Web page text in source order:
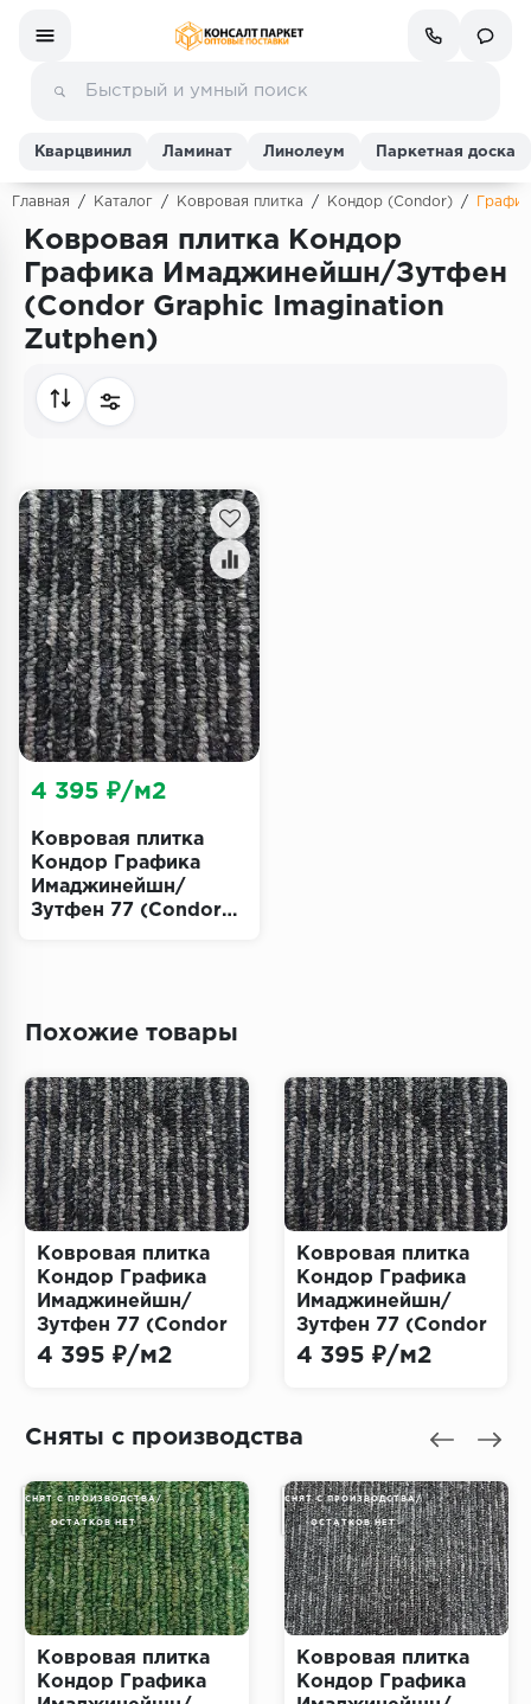
Ламинат
Линолеум
Кварц-винил (ПВХ плитка)
Инженерная доска
Террасная доска
Пробковое покрытие
Ковровая плитка
Плинтус
Подложка
Кварцвинил Ламинат Линолеум Паркетная доска
Главная / Каталог / Ковровая плитка / Кондор (Condor) /
Ковровая плитка Кондор
Графика Имаджинейшн/Зутфен
(Condor Graphic Imagination
Zutphen)
Ковровая плитка
Кондор Графика
Имаджинейшн/
Зутфен 77 (Condor
4 395 ₽/м2
Похожие товары
Ковровая плитка
Кондор Графика
Имаджинейшн/
Зутфен 77 (Condor
Graphic Imagination
4 395 ₽/м2
Ковровая плитка
Кондор Графика
Имаджинейшн/
Зутфен 77 (Condor
Graphic Imagination
4 395 ₽/м2
Сняты с производства
СНЯТ С ПРОИЗВОДСТВА/
ОСТАТКОВ НЕТ
Ковровая плитка
Кондор Графика
СНЯТ С ПРОИЗВОДСТВА/
ОСТАТКОВ НЕТ
Ковровая плитка
Кондор Графика